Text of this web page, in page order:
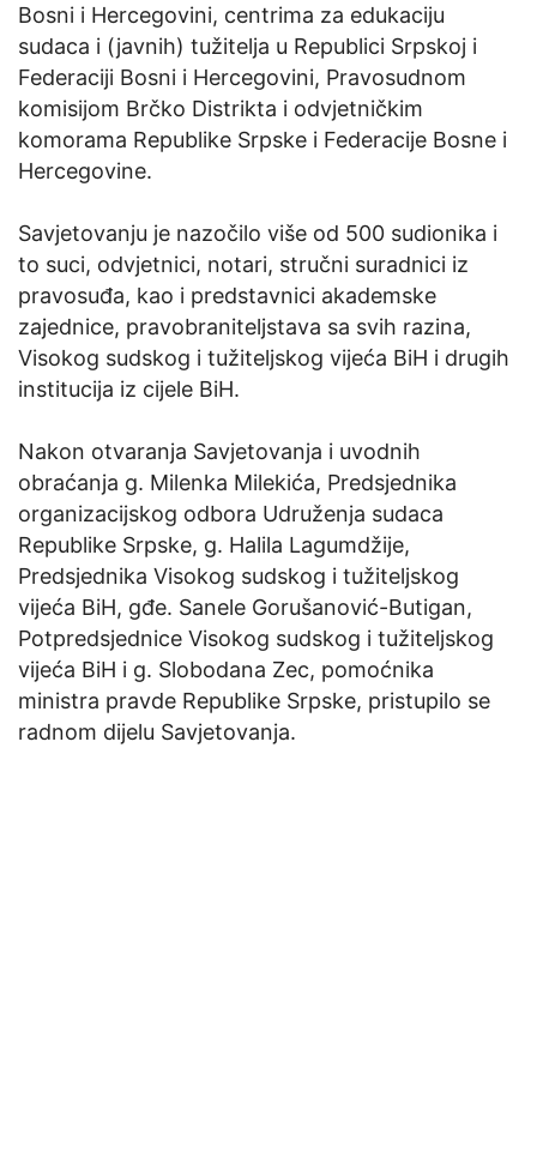
Bosni i Hercegovini, centrima za edukaciju
sudaca i (javnih) tužitelja u Republici Srpskoj i
Federaciji Bosni i Hercegovini, Pravosudnom
komisijom Brčko Distrikta i odvjetničkim
komorama Republike Srpske i Federacije Bosne i
Hercegovine.
Savjetovanju je nazočilo više od 500 sudionika i
to suci, odvjetnici, notari, stručni suradnici iz
pravosuđa, kao i predstavnici akademske
zajednice, pravobraniteljstava sa svih razina,
Visokog sudskog i tužiteljskog vijeća BiH i drugih
institucija iz cijele BiH.
Nakon otvaranja Savjetovanja i uvodnih
obraćanja g. Milenka Milekića, Predsjednika
organizacijskog odbora Udruženja sudaca
Republike Srpske, g. Halila Lagumdžije,
Predsjednika Visokog sudskog i tužiteljskog
vijeća BiH, gđe. Sanele Gorušanović-Butigan,
Potpredsjednice Visokog sudskog i tužiteljskog
vijeća BiH i g. Slobodana Zec, pomoćnika
ministra pravde Republike Srpske, pristupilo se
radnom dijelu Savjetovanja.